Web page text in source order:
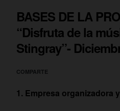
BASES DE LA
“Disfruta de la
Stingray”-
COMPARTE
Empresa organizadora